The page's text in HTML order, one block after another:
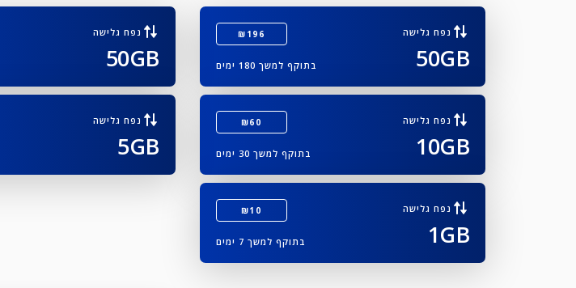
Apple iPhone 13 Mini
Apple iPhone 13 Pro Max
Apple iPhone 13 Pro
Apple iPhone 12 Pro Max
Apple iPhone 12 Pro
נפח גלישה ₪196
50GB בתוקף למשך 180 ימים
נפח גלישה
50GB
נפח גלישה ₪60
10GB בתוקף למשך 30 ימים
נפח גלישה
5GB
נפח גלישה ₪10
1GB בתוקף למשך 7 ימים